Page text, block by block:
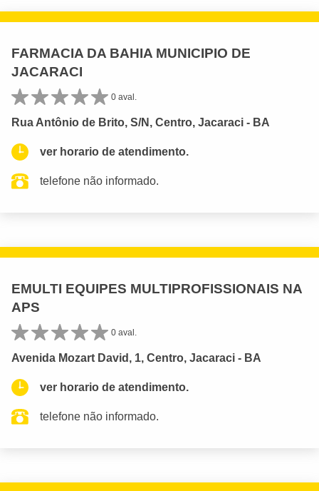
FARMACIA DA BAHIA MUNICIPIO DE
JACARACI
0 aval.
Rua Antônio de Brito, S/N, Centro, Jacaraci - BA
ver horario de atendimento.
telefone não informado.
EMULTI EQUIPES MULTIPROFISSIONAIS NA
APS
0 aval.
Avenida Mozart David, 1, Centro, Jacaraci - BA
ver horario de atendimento.
telefone não informado.